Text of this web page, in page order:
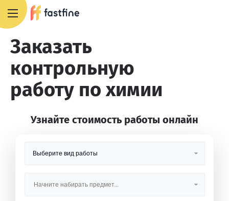
Заказать
контрольную
работу по химии
Узнайте стоимость работы онлайн